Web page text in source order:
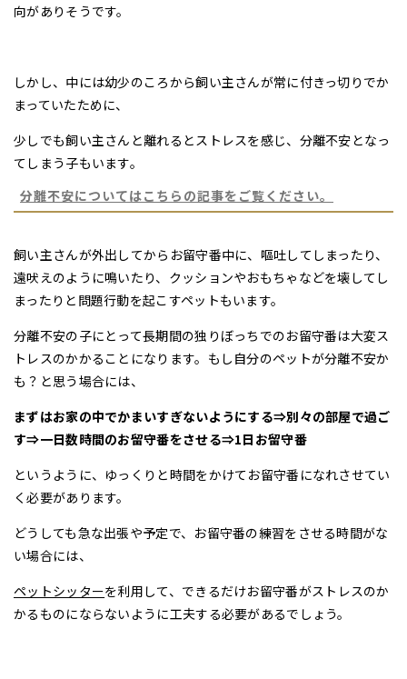
向がありそうです。
しかし、中には幼少のころから飼い主さんが常に付きっ切りでか
まっていたために、
少しでも飼い主さんと離れるとストレスを感じ、分離不安となっ
てしまう子もいます。
分離不安についてはこちらの記事をご覧ください。
飼い主さんが外出してからお留守番中に、嘔吐してしまったり、
遠吠えのように鳴いたり、クッションやおもちゃなどを壊してし
まったりと問題行動を起こすペットもいます。
分離不安の子にとって長期間の独りぼっちでのお留守番は大変ス
トレスのかかることになります。もし自分のペットが分離不安か
も？と思う場合には、
まずはお家の中でかまいすぎないようにする⇒別々の部屋で過ご
す⇒一日数時間のお留守番をさせる⇒1日お留守番
というように、ゆっくりと時間をかけてお留守番になれさせてい
く必要があります。
どうしても急な出張や予定で、お留守番の練習をさせる時間がな
い場合には、
ペットシッターを利用して、できるだけお留守番がストレスのか
かるものにならないように工夫する必要があるでしょう。